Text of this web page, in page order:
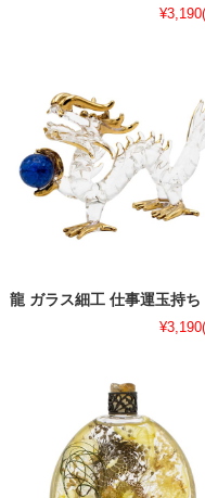
¥3,190
龍 ガラス細工 仕事運玉持ち
¥3,190